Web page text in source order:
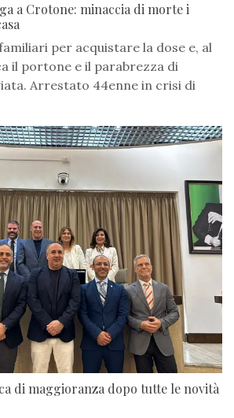
a Crotone: minaccia di morte i
per acquistare la dose e, al
il portone e il parabrezza di
Arrestato 44enne in crisi di
di maggioranza dopo tutte le novità